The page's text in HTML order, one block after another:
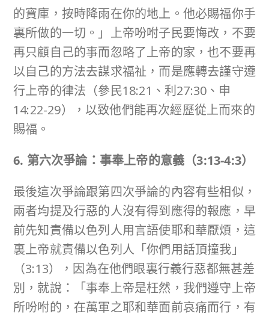
的寶庫，按時降雨在你的地上。他必賜福你手
裏所做的一切。」上帝吩咐子民要悔改，不要
再只顧自己的事而忽略了上帝的家，也不要再
以自己的方法去謀求福祉，而是應轉去謹守遵
行上帝的律法（參民18:21、利27:30、申
14:22-29），以致他們能再次經歷從上而來的
賜福。
6. 第六次爭論：事奉上帝的意義（3:13-4:3）
最後這次爭論跟第四次爭論的內容有些相似，
兩者均提及行惡的人沒有得到應得的報應，早
前先知責備以色列人用言語使耶和華厭煩，這
裏上帝就責備以色列人「你們用話頂撞我」
（3:13），因為在他們眼裏行義行惡都無甚差
別，就說：「事奉上帝是枉然，我們遵守上帝
所吩咐的，在萬軍之耶和華面前哀痛而行，有